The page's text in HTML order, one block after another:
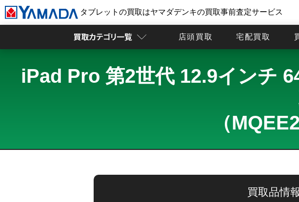
タブレットの買取はヤマダデンキの買取事前査定サービス
店頭買取 宅配買取
iPad Pro 第2世代 12.9インチ
（
買取品情